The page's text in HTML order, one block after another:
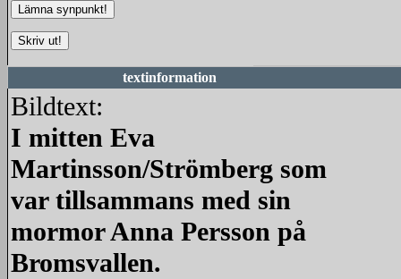
textinformation
Bildtext:
I mitten Eva
Martinsson/Strömberg som
var tillsammans med sin
mormor Anna Persson på
Bromsvallen.